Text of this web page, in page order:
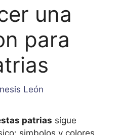
una
para
León
patrias sigue